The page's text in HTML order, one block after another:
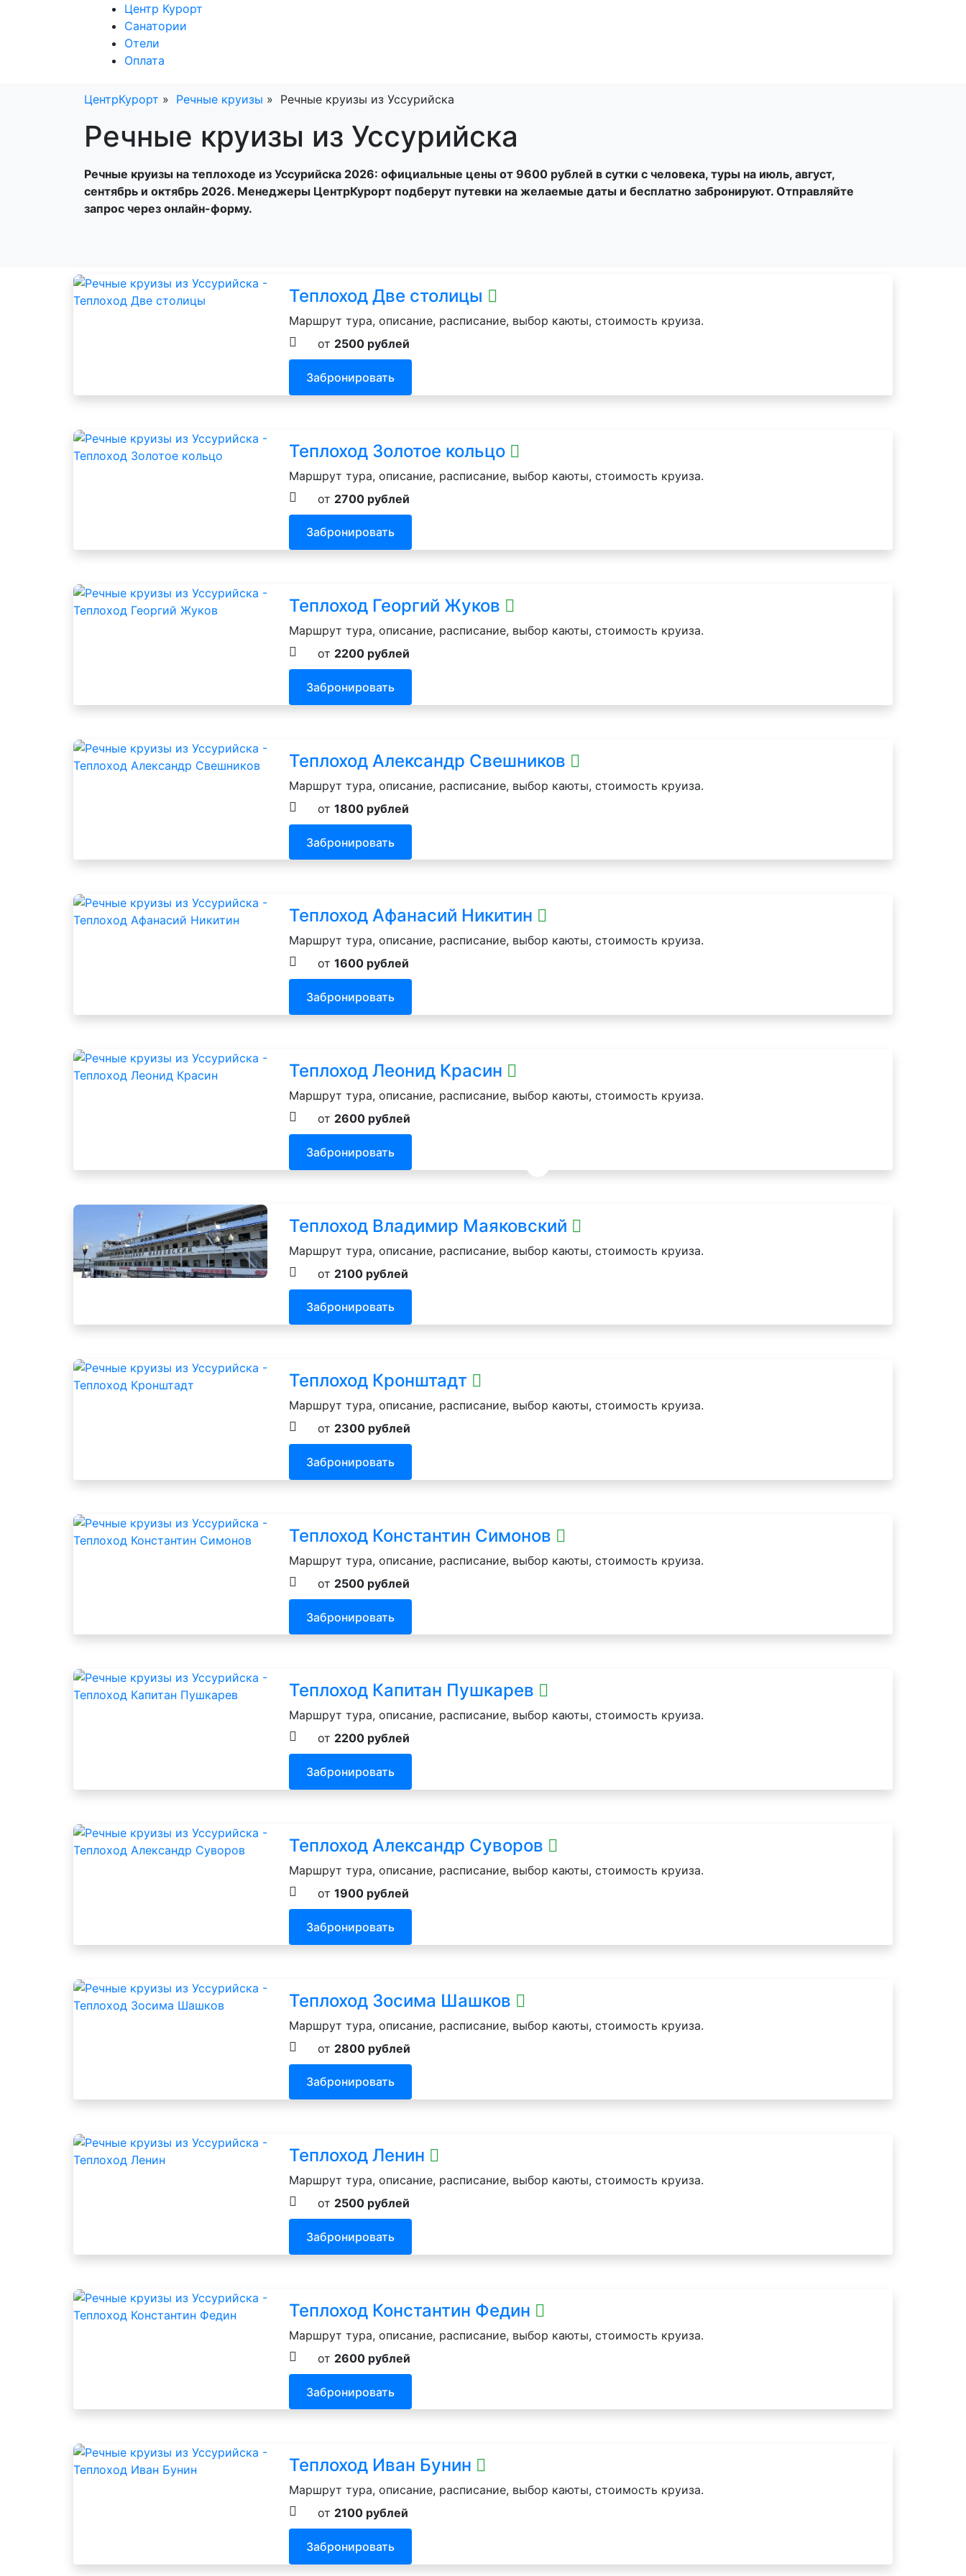
Центр Курорт
Санатории
Отели
Оплата
ЦентрКурорт Речные круизы Речные круизы из Уссурийска
Речные круизы из Уссурийска
Речные круизы на теплоходе из Уссурийска 2026: официальные цены от 9600 рублей в сутки с человека, туры на июль, август,
сентябрь и октябрь 2026. Менеджеры ЦентрКурорт подберут путевки на желаемые даты и бесплатно забронируют. Отправляйте
запрос через онлайн-форму.
Теплоход Две столицы
Маршрут тура, описание, расписание, выбор каюты, стоимость круиза.
от 2500 рублей
Забронировать
Теплоход Золотое кольцо
Маршрут тура, описание, расписание, выбор каюты, стоимость круиза.
от 2700 рублей
Забронировать
Теплоход Георгий Жуков
Маршрут тура, описание, расписание, выбор каюты, стоимость круиза.
от 2200 рублей
Забронировать
Теплоход Александр Свешников
Маршрут тура, описание, расписание, выбор каюты, стоимость круиза.
от 1800 рублей
Забронировать
Теплоход Афанасий Никитин
Маршрут тура, описание, расписание, выбор каюты, стоимость круиза.
от 1600 рублей
Забронировать
Теплоход Леонид Красин
Маршрут тура, описание, расписание, выбор каюты, стоимость круиза.
от 2600 рублей
Забронировать
Теплоход Владимир Маяковский
Маршрут тура, описание, расписание, выбор каюты, стоимость круиза.
от 2100 рублей
Забронировать
Теплоход Кронштадт
Маршрут тура, описание, расписание, выбор каюты, стоимость круиза.
от 2300 рублей
Забронировать
Теплоход Константин Симонов
Маршрут тура, описание, расписание, выбор каюты, стоимость круиза.
от 2500 рублей
Забронировать
Теплоход Капитан Пушкарев
Маршрут тура, описание, расписание, выбор каюты, стоимость круиза.
от 2200 рублей
Забронировать
Теплоход Александр Суворов
Маршрут тура, описание, расписание, выбор каюты, стоимость круиза.
от 1900 рублей
Забронировать
Теплоход Зосима Шашков
Маршрут тура, описание, расписание, выбор каюты, стоимость круиза.
от 2800 рублей
Забронировать
Теплоход Ленин
Маршрут тура, описание, расписание, выбор каюты, стоимость круиза.
от 2500 рублей
Забронировать
Теплоход Константин Федин
Маршрут тура, описание, расписание, выбор каюты, стоимость круиза.
от 2600 рублей
Забронировать
Теплоход Иван Бунин
Маршрут тура, описание, расписание, выбор каюты, стоимость круиза.
от 2100 рублей
Забронировать